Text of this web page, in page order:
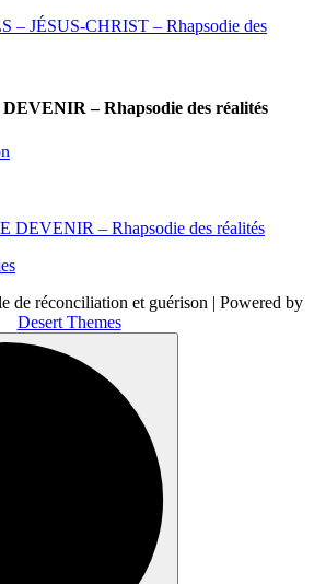
– Rhapsodie des réalités
de réconciliation et guérison | Powered by
Desert Themes